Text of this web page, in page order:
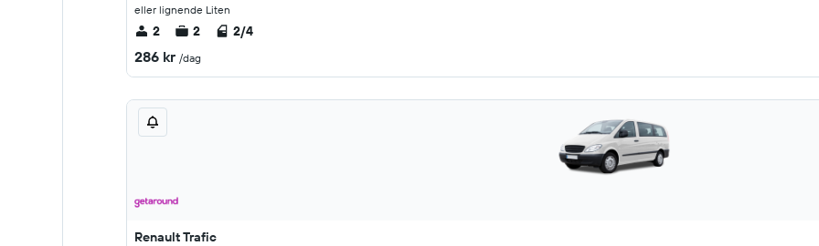
eller lignende Liten
2 2 2/4
286 kr /dag
Renault Trafic